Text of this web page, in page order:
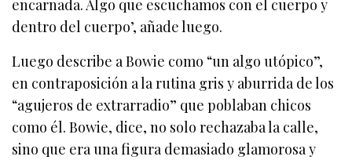
encarnada. Algo que escuchamos con el cuerpo y
dentro del cuerpo’, añade luego.
Luego describe a Bowie como “un algo utópico”,
en contraposición a la rutina gris y aburrida de los
“agujeros de extrarradio” que poblaban chicos
como él. Bowie, dice, no solo rechazaba la calle,
sino que era una figura demasiado glamorosa y